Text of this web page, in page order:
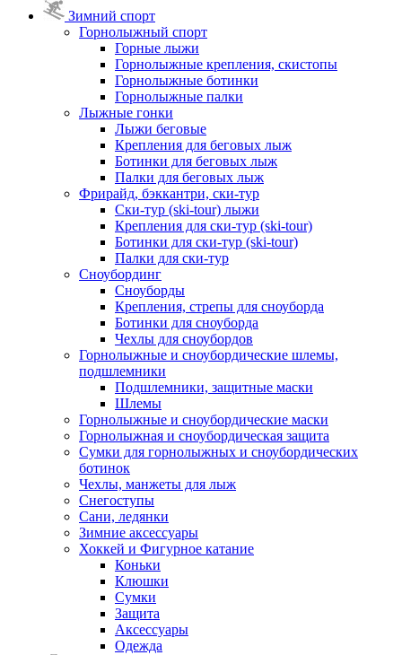
Зимний спорт
Горнолыжный спорт
Горные лыжи
Горнолыжные крепления, скистопы
Горнолыжные ботинки
Горнолыжные палки
Лыжные гонки
Лыжи беговые
Крепления для беговых лыж
Ботинки для беговых лыж
Палки для беговых лыж
Фрирайд, бэккантри, ски-тур
Ски-тур (ski-tour) лыжи
Крепления для ски-тур (ski-tour)
Ботинки для ски-тур (ski-tour)
Палки для ски-тур
Сноубординг
Сноуборды
Крепления, стрепы для сноуборда
Ботинки для сноуборда
Чехлы для сноубордов
Горнолыжные и сноубордические шлемы,
подшлемники
Подшлемники, защитные маски
Шлемы
Горнолыжные и сноубордические маски
Горнолыжная и сноубордическая защита
Сумки для горнолыжных и сноубордических
ботинок
Чехлы, манжеты для лыж
Снегоступы
Сани, ледянки
Зимние аксессуары
Хоккей и Фигурное катание
Коньки
Клюшки
Сумки
Защита
Аксессуары
Одежда